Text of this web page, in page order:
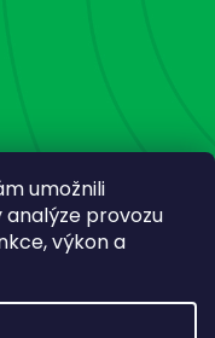
umožnili
provozu
výkon a